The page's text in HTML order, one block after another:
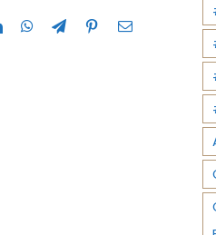
LinkedInWhatsApp
TelegramPinterestEmail